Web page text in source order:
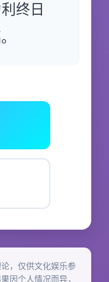
终日
，仅供文化娱乐参
因个人情况而异，